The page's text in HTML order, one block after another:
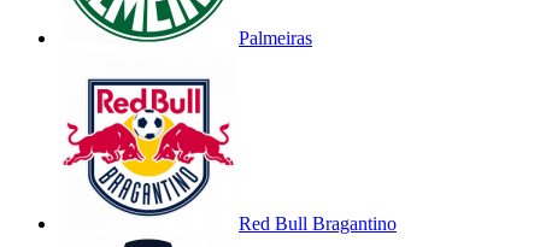
Palmeiras
Red Bull Bragantino